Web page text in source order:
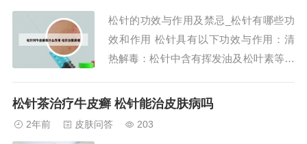
会出现灼伤叶片的现象。百叶能和松针配
伍，没有毒...
松针的功效与作用及禁忌_松针有哪些功
效和作用 松针具有以下功效与作用：清
热解毒：松针中含有挥发油及松叶素等成
痛：松针中含有的物质具有一定的抗炎、
松针茶治疗牛皮癣 松针能治皮肤病吗
2年前 皮肤问答 203